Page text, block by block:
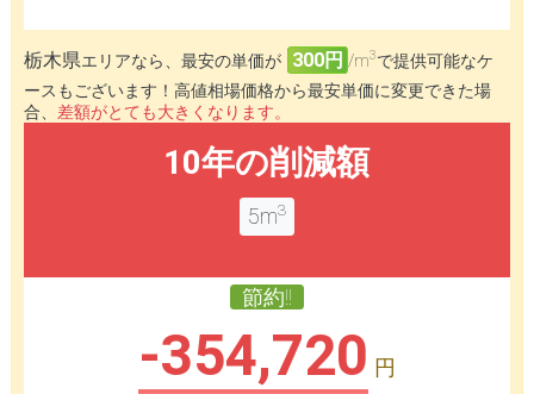
栃木県エリアなら、最安の単価が 300円 /m3で提供可能なケ
ースもございます！高値相場価格から最安単価に変更できた場
合、 差額がとても大きくなります。
10年の削減額
5m3
節約!!
-354,720 円